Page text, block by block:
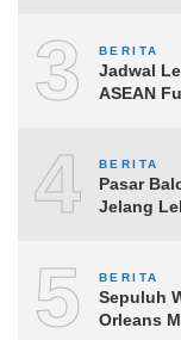
3 BERITA
Jadwal
ASEAN
4 BERITA
Pasar
Jelang
5 BERITA
Sepuluh
Orleans